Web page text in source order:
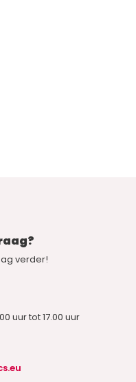
verder!
uur tot 17.00 uur